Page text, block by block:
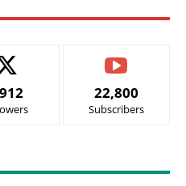
22,800
Subscribers